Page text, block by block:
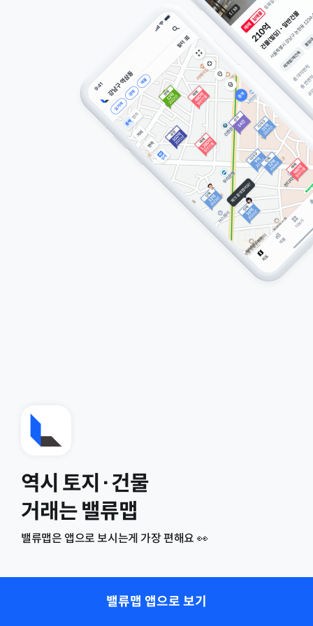
역시 토지·건물
거래는 밸류맵
밸류맵은 앱으로 보시는게 가장 편해요 👀
밸류맵 앱으로 보기